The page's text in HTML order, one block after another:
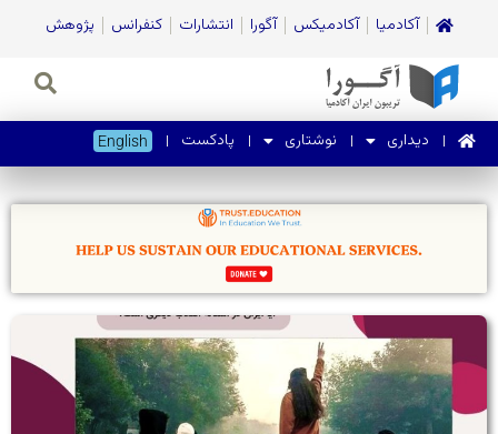
آکادمیا آکادمیکس آگورا انتشارات کنفرانس پژوهش
دیداری نوشتاری پادکست English